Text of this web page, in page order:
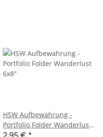
HSW Aufbewahrung -
Portfolio Folder Wanderlust
6x8"